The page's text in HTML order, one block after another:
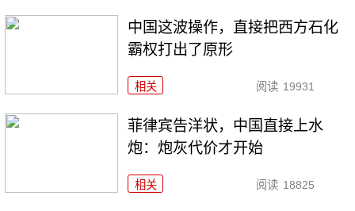
中国这波操作，直接把西方石化
霸权打出了原形
相关 阅读 19931
菲律宾告洋状，中国直接上水
炮：炮灰代价才开始
相关 阅读 18825